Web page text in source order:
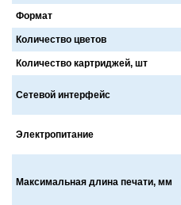
Формат
Количество цветов
Количество картриджей, шт
Сетевой интерфейс
Электропитание
Максимальная длина печати, мм